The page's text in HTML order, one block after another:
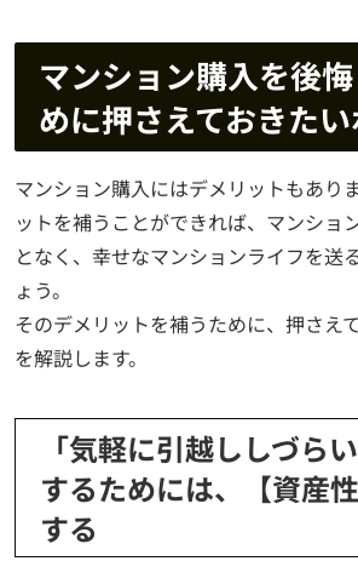
マンション購入を後
めに押さえておきた
マンション購入にはデメリットもあり
ットを補うことができれば、マンショ
となく、幸せなマンションライフを送
ょう。
そのデメリットを補うために、押さえ
を解説します。
「気軽に引越ししづら
するためには、【資産
する